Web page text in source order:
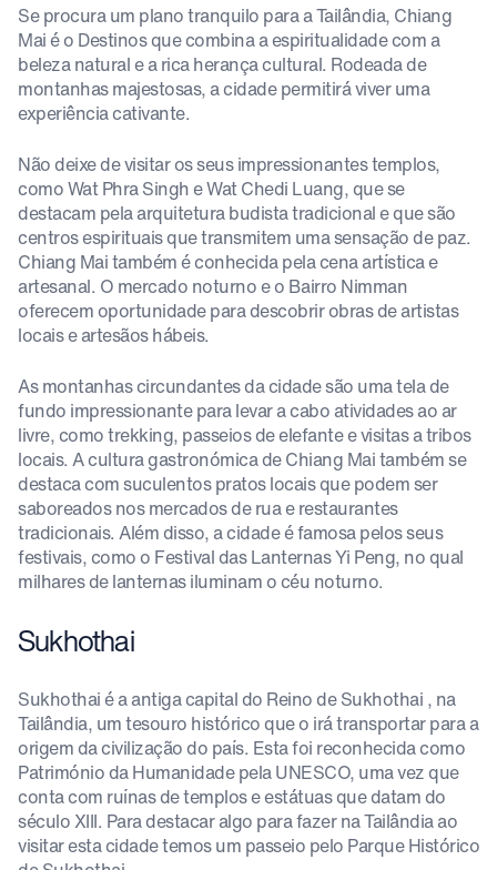
Se procura um plano tranquilo para a Tailândia, Chiang
Mai é o Destinos que combina a espiritualidade com a
beleza natural e a rica herança cultural. Rodeada de
montanhas majestosas, a cidade permitirá viver uma
experiência cativante.
Não deixe de visitar os seus impressionantes templos,
como Wat Phra Singh e Wat Chedi Luang, que se
destacam pela arquitetura budista tradicional e que são
centros espirituais que transmitem uma sensação de paz.
Chiang Mai também é conhecida pela cena artística e
artesanal. O mercado noturno e o Bairro Nimman
oferecem oportunidade para descobrir obras de artistas
locais e artesãos hábeis.
As montanhas circundantes da cidade são uma tela de
fundo impressionante para levar a cabo atividades ao ar
livre, como trekking, passeios de elefante e visitas a tribos
locais. A cultura gastronómica de Chiang Mai também se
destaca com suculentos pratos locais que podem ser
saboreados nos mercados de rua e restaurantes
tradicionais. Além disso, a cidade é famosa pelos seus
festivais, como o Festival das Lanternas Yi Peng, no qual
milhares de lanternas iluminam o céu noturno.
Sukhothai
Sukhothai é a antiga capital do Reino de Sukhothai , na
Tailândia, um tesouro histórico que o irá transportar para a
origem da civilização do país. Esta foi reconhecida como
Património da Humanidade pela UNESCO, uma vez que
conta com ruínas de templos e estátuas que datam do
século XIII. Para destacar algo para fazer na Tailândia ao
visitar esta cidade temos um passeio pelo Parque Histórico